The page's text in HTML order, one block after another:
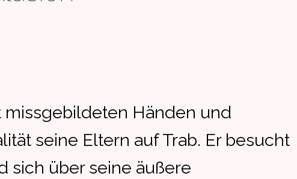
Händen und
seine Eltern auf Trab. Er besucht
sich über seine äußere